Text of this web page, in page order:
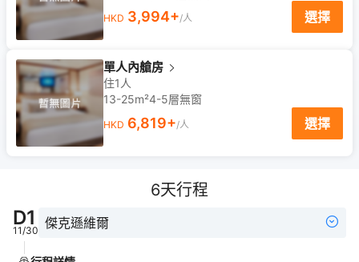
HKD 3,994+/人 選擇
單人內艙房
住1人
13-25m²4-5層無窗
HKD 6,819+/人 選擇
6天行程
D1
11/30 傑克遜維爾